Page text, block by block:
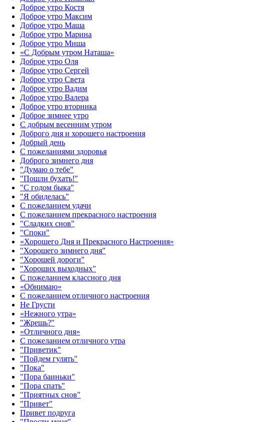
Доброе утро Костя
Доброе утро Максим
Доброе утро Маша
Доброе утро Марина
Доброе утро Миша
«С Добрым утром Наташа»
Доброе утро Оля
Доброе утро Сергей
Доброе утро Света
Доброе утро Вадим
Доброе утро Валера
Доброе утро вторника
Доброе зимнее утро
С добрым весенним утром
Доброго дня и хорошего настроения
Добрый день
С пожеланиями здоровья
Доброго зимнего дня
"Думаю о тебе"
"Пошли бухать!"
"С годом быка"
"Я обиделась"
С пожеланием удачи
С пожеланием прекрасного настроения
"Сладких снов"
"Споки"
«Хорошего Дня и Прекрасного Настроения»
"Хорошего зимнего дня"
"Хорошей дороги"
"Хороших выходных"
С пожеланием классного дня
«Обнимаю»
С пожеланием отличного настроения
Не Грусти
«Нежного утра»‎
"Жрешь?"
«Отличного дня»‎
С пожеланием отличного утра
"Приветик"
"Пойдем гулять"
"Пока"
"Пора баиньки"
"Пора спать"
"Приятных снов"
"Привет"
Привет подруга